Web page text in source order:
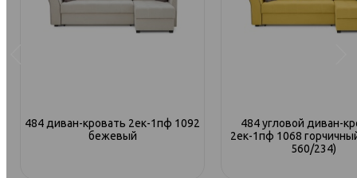
484 диван-кровать 2ек-1пф 1092
бежевый
484 угловой диван-
2ек-1пф 1068
560/234)